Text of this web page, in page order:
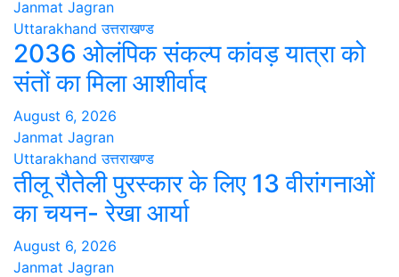
Janmat Jagran
Uttarakhand उत्तराखण्ड
2036 ओलंपिक संकल्प कांवड़ यात्रा को
संतों का मिला आशीर्वाद
August 6, 2026
Janmat Jagran
Uttarakhand उत्तराखण्ड
तीलू रौतेली पुरस्कार के लिए 13 वीरांगनाओं
का चयन- रेखा आर्या
August 6, 2026
Janmat Jagran